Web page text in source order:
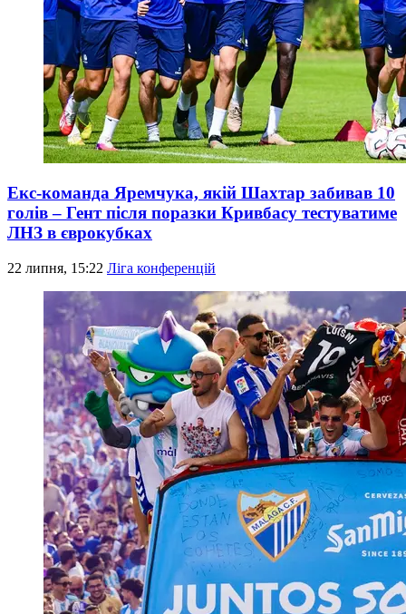
Екс-команда Яремчука, якій Шахтар забивав 10
голів – Гент після поразки Кривбасу тестуватиме
ЛНЗ в єврокубках
22 липня, 15:22 Ліга конференцій